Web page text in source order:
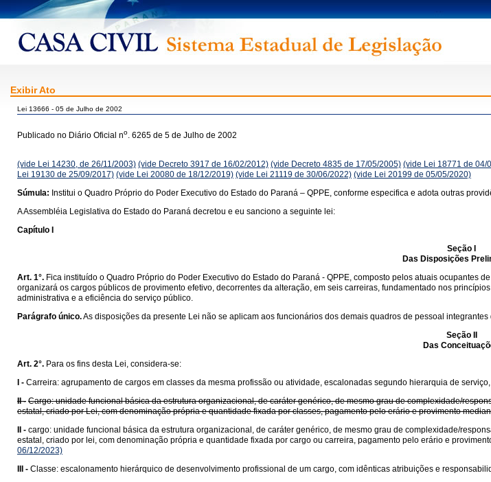
Exibir Ato
Lei 13666 - 05 de Julho de 2002
Publicado no Diário Oficial no. 6265 de 5 de Julho de 2002
(vide Lei 14230, de 26/11/2003) (vide Decreto 3917 de 16/02/2012) (vide Decreto 4835 de 17/05/2005) (vide Lei 18771 de 04/
Lei 19130 de 25/09/2017) (vide Lei 20080 de 18/12/2019) (vide Lei 21119 de 30/06/2022) (vide Lei 20199 de 05/05/2020)
Súmula: Institui o Quadro Próprio do Poder Executivo do Estado do Paraná – QPPE, conforme especifica e adota outras
A Assembléia Legislativa do Estado do Paraná decretou e eu sanciono a seguinte lei:
Capítulo I
Seção I
Das Disposições
Art. 1°. Fica instituído o Quadro Próprio do Poder Executivo do Estado do Paraná - QPPE, composto pelos atuais ocupantes
organizará os cargos públicos de provimento efetivo, decorrentes da alteração, em seis carreiras, fundamentado nos
administrativa e a eficiência do serviço público.
Parágrafo único.As disposições da presente Lei não se aplicam aos funcionários dos demais quadros de pessoal
Seção II
Das
Art. 2°. Para os fins desta Lei, considera-se:
I - Carreira: agrupamento de cargos em classes da mesma profissão ou atividade, escalonadas segundo hierarquia de
II - Cargo: unidade funcional básica da estrutura organizacional, de caráter genérico, de mesmo grau de complexidade/
estatal, criado por Lei, com denominação própria e quantidade fixada por classes, pagamento pelo erário e provimento
II - cargo: unidade funcional básica da estrutura organizacional, de caráter genérico, de mesmo grau de complexidade/
estatal, criado por lei, com denominação própria e quantidade fixada por cargo ou carreira, pagamento pelo erário e
06/12/2023)
III - Classe: escalonamento hierárquico de desenvolvimento profissional de um cargo, com idênticas atribuições e